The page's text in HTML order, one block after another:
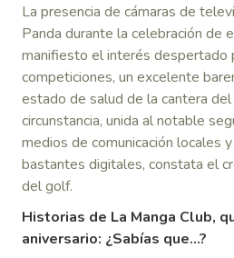
La presencia de cámaras de
Panda durante la celebración de
manifiesto el interés despertado
competiciones, un excelente
estado de salud de la cantera
circunstancia, unida al notable
medios de comunicación locales
bastantes digitales, constata el
del golf.
Historias de La Manga Club,
aniversario: ¿Sabías que…?